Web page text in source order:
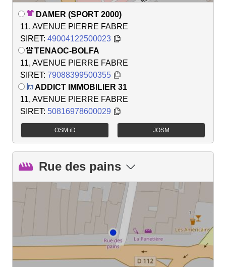
DAMER (SPORT 2000)
11, AVENUE PIERRE FABRE
SIRET: 49004122500023
TENAOC-BOLFA
11, AVENUE PIERRE FABRE
SIRET: 79088399500355
ADDICT IMMOBILIER 31
11, AVENUE PIERRE FABRE
SIRET: 50816978600029
OSM iD JOSM
Rue des pains